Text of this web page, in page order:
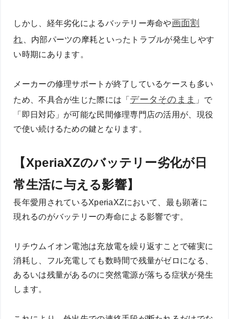
しかし、経年劣化によるバッテリー寿命や画面割
れ 、内部パーツの摩耗といったトラブルが発生しやす
い時期にあります。
メーカーの修理サポートが終了しているケースも多い
ため、不具合が生じた際には「 データそのまま 」で
「即日対応」が可能な民間修理専門店の活用が、現役
で使い続けるための鍵となります。
【XperiaXZのバッテリー劣化が日
常生活に与える影響】
長年愛用されているXperiaXZにおいて、最も顕著に
現れるのがバッテリーの寿命による影響です。
リチウムイオン電池は充放電を繰り返すことで確実に
消耗し、フル充電しても数時間で残量がゼロになる、
あるいは残量があるのに突然電源が落ちる症状が発生
します。